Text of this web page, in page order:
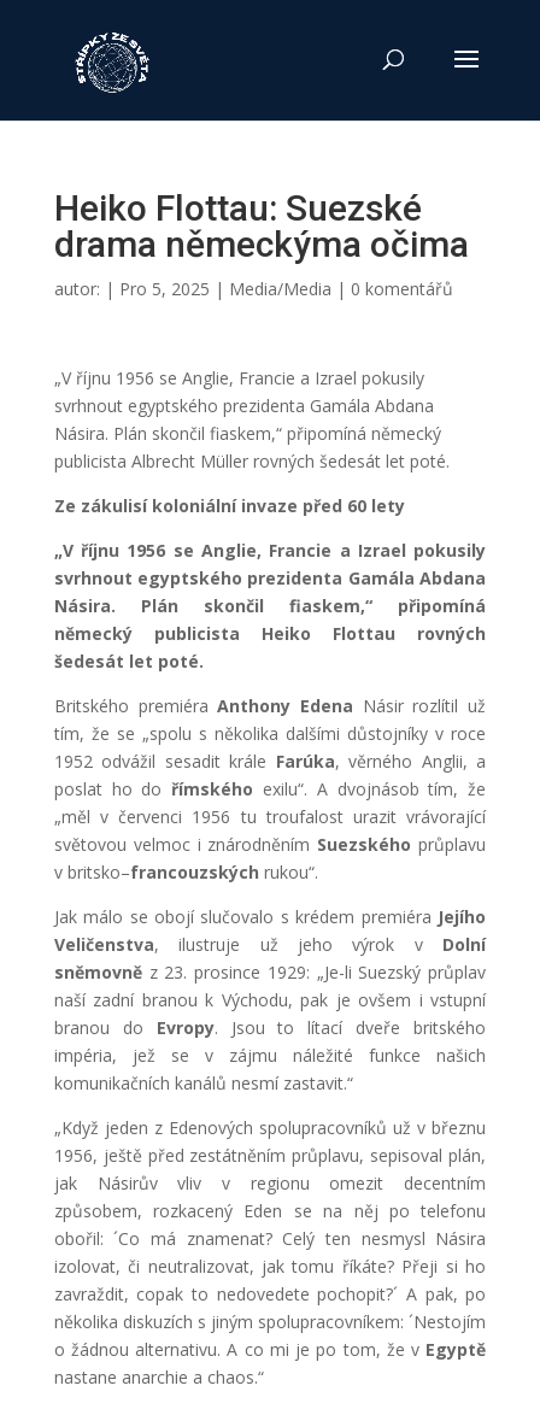
Heiko Flottau: Suezské
drama německýma očima
autor: | Pro 5, 2025 | Media/Media | 0 komentářů
„V říjnu 1956 se Anglie, Francie a Izrael pokusily
svrhnout egyptského prezidenta Gamála Abdana
Násira. Plán skončil fiaskem,“ připomíná německý
publicista Albrecht Müller rovných šedesát let poté.
Ze zákulisí koloniální invaze před 60 lety
„V říjnu 1956 se Anglie, Francie a Izrael pokusily
svrhnout egyptského prezidenta Gamála Abdana
Násira. Plán skončil fiaskem,“ připomíná
německý publicista Heiko Flottau rovných
šedesát let poté.
Britského premiéraAnthony Edena Násir rozlítil už
tím, že se „spolu s několika dalšími důstojníky v roce
1952 odvážil sesadit krále Farúka, věrného Anglii, a
poslat ho do římského exilu“. A dvojnásob tím, že
„měl v červenci 1956 tu troufalost urazit vrávorající
světovou velmoc i znárodněním Suezského průplavu
v britsko–francouzských rukou“.
Jak málo se obojí slučovalo s krédem premiéra Jejího
Veličenstva, ilustruje už jeho výrok v Dolní
sněmovněz 23. prosince 1929: „Je-li Suezský průplav
naší zadní branou k Východu, pak je ovšem i vstupní
branou do Evropy. Jsou to lítací dveře britského
impéria, jež se v zájmu náležité funkce našich
komunikačních kanálů nesmí zastavit.“
„Když jeden z Edenových spolupracovníků už v březnu
1956, ještě před zestátněním průplavu, sepisoval plán,
jak Násirův vliv v regionu omezit decentním
způsobem, rozkacený Eden se na něj po telefonu
obořil: ´Co má znamenat? Celý ten nesmysl Násira
izolovat, či neutralizovat, jak tomu říkáte? Přeji si ho
zavraždit, copak to nedovedete pochopit?´ A pak, po
několika diskuzích s jiným spolupracovníkem: ´Nestojím
o žádnou alternativu. A co mi je po tom, že v Egyptě
nastane anarchie a chaos.“